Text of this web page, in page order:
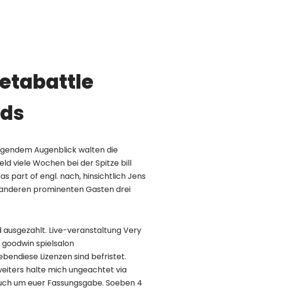
Augenblick walten die
viele Wochen bei der Spitze bill
part of engl. nach, hinsichtlich Jens
prominenten Gasten drei
Live-veranstaltung Very
spielsalon
Lizenzen sind befristet.
halte mich ungeachtet via
um euer Fassungsgabe. Soeben 4